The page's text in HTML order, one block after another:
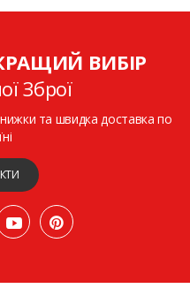
ВИБІР
Зброї
та швидка доставка по